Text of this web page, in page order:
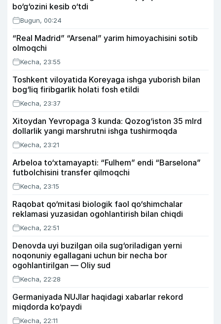
bo‘g‘ozini kesib o‘tdi
Bugun, 00:24
“Real Madrid” “Arsenal” yarim himoyachisini sotib
olmoqchi
Kecha, 23:55
Toshkent viloyatida Koreyaga ishga yuborish bilan
bog‘liq firibgarlik holati fosh etildi
Kecha, 23:37
Xitoydan Yevropaga 3 kunda: Qozog‘iston 35 mlrd
dollarlik yangi marshrutni ishga tushirmoqda
Kecha, 23:21
Arbeloa to‘xtamayapti: “Fulhem” endi “Barselona”
futbolchisini transfer qilmoqchi
Kecha, 23:15
Raqobat qo‘mitasi biologik faol qo‘shimchalar
reklamasi yuzasidan ogohlantirish bilan chiqdi
Kecha, 22:51
Denovda uyi buzilgan oila sug‘oriladigan yerni
noqonuniy egallagani uchun bir necha bor
ogohlantirilgan — Oliy sud
Kecha, 22:28
Germaniyada NUJlar haqidagi xabarlar rekord
miqdorda ko‘paydi
Kecha, 22:11